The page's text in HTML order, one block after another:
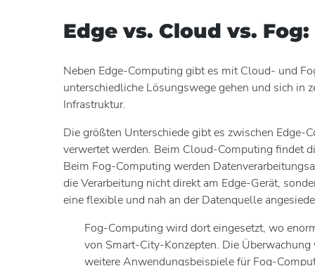
Edge vs. Cloud vs.
Neben Edge-Computing gibt es mit Cloud- und
unterschiedliche Lösungswege gehen und sich in
Infrastruktur.
Die größten Unterschiede gibt es zwischen Edge-
verwertet werden. Beim Cloud-Computing findet
Beim Fog-Computing werden
die Verarbeitung nicht direkt am Edge-Gerät,
eine flexible und nah an der Datenquelle
Fog-Computing wird dort eingesetzt, wo
von Smart-City-Konzepten. Die
weitere Anwendungsbeispiele für Fog-